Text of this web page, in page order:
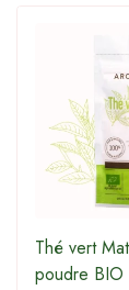
Thé vert
poudre BIO